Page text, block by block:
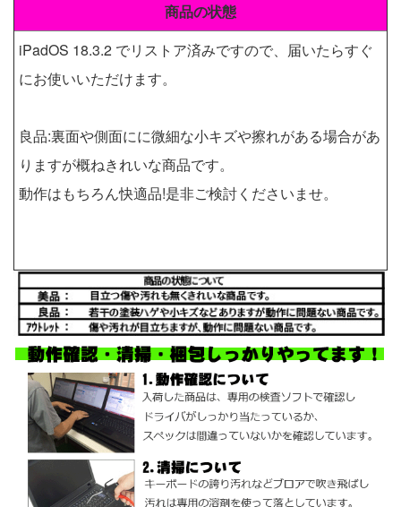
商品の状態
iPadOS 18.3.2 でリストア済みですので、届いたらすぐ
にお使いいただけます。
良品:裏面や側面にに微細な小キズや擦れがある場合があ
りますが概ねきれいな商品です。
動作はもちろん快適品!是非ご検討くださいませ。